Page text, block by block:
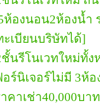
ห้องนอน2ห้องน้ำ
ะเบียนบริษัทได้]
ชั้นรีโนเวทใหม่ทั้
อร์นิเจอร์ไม่มี 3
คาเช่า40,000บาท